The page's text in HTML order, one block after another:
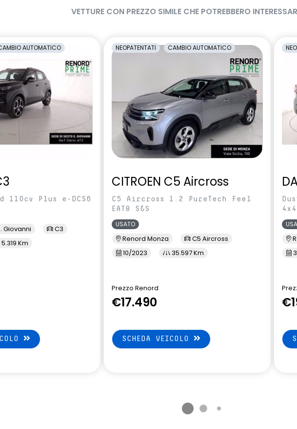
VETTURE CON PREZZO SIMILE CHE POTREBBERO
AUTOMATICO
110cv Plus e-DCS6
Giovanni
C3
5.319 Km
NEOPATENTATI CAMBIO AUTOMATICO
CITROEN C5 Aircross
C5 Aircross 1.2 PureTech Feel
EAT8 S&S
USATO
Renord Monza
C5 Aircross
10/2023
35.597 Km
Prezzo Renord
€17.490
SCHEDA VEICOLO
4x4